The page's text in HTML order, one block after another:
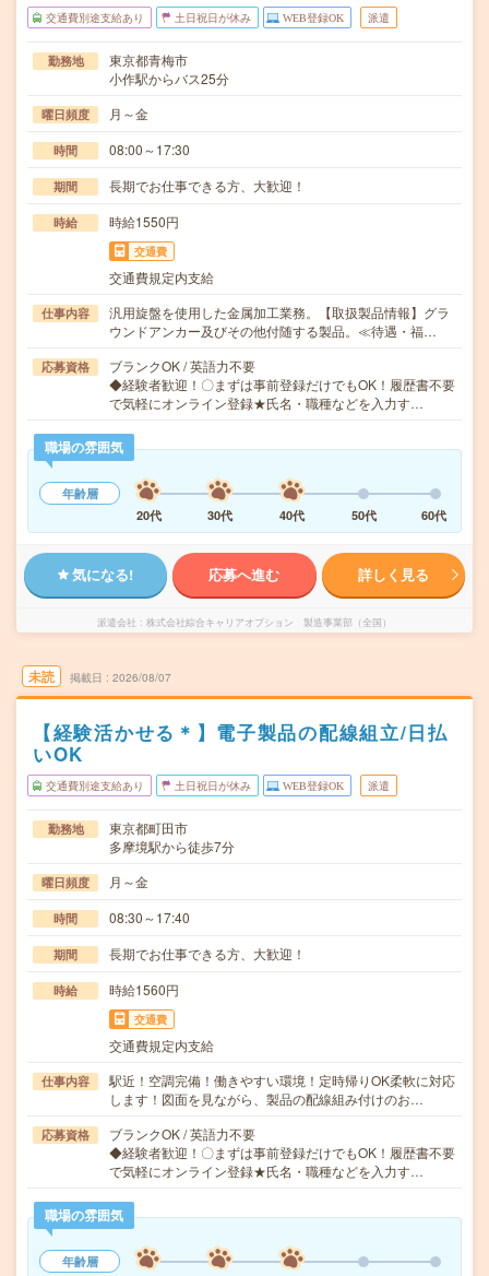
交通費別途支給あり 土日祝日が休み WEB登録OK 派遣
勤務地
東京都青梅市
小作駅からバス25分
曜日頻度 月～金
時間 08:00～17:30
期間 長期でお仕事できる方、大歓迎！
時給 時給1550円
交通費
交通費規定内支給
仕事内容
汎用旋盤を使用した金属加工業務。【取扱製品情報】グラ
ウンドアンカー及びその他付随する製品。≪待遇・福…
応募資格
ブランクOK / 英語力不要
◆経験者歓迎！〇まずは事前登録だけでもOK！履歴書不要
で気軽にオンライン登録★氏名・職種などを入力す…
職場の雰囲気
年齢層
20代
30代 40代 50代 60代
気になる! 応募へ進む 詳しく見る
派遣会社 株式会社綜合キャリアオプション 製造事業部（全国）
未読 掲載日 2026/08/07
【経験活かせる＊】電子製品の配線組立/日払
いOK
交通費別途支給あり 土日祝日が休み WEB登録OK 派遣
勤務地
東京都町田市
多摩境駅から徒歩7分
曜日頻度 月～金
時間 08:30～17:40
期間 長期でお仕事できる方、大歓迎！
時給 時給1560円
交通費
交通費規定内支給
仕事内容
駅近！空調完備！働きやすい環境！定時帰りOK柔軟に対応
します！図面を見ながら、製品の配線組み付けのお…
応募資格
ブランクOK / 英語力不要
◆経験者歓迎！〇まずは事前登録だけでもOK！履歴書不要
で気軽にオンライン登録★氏名・職種などを入力す…
職場の雰囲気
年齢層